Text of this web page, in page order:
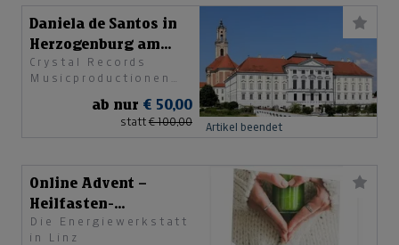
Daniela de Santos in
Herzogenburg am
05.06.2026
Crystal Records
Musicproductionen
ab nur € 50,00
statt € 100,00 Artikel beendet
Online Advent –
Heilfasten-
Begleitung
Die Energiewerkstatt
in Linz